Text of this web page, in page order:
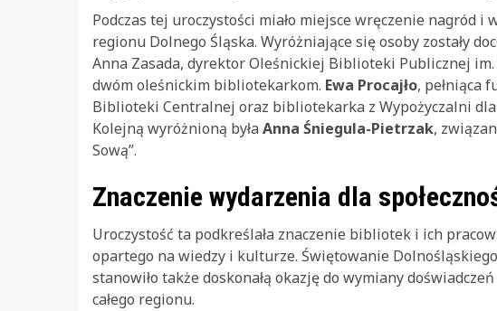
Podczas tej uroczystości miało miejsce wręczenie
regionu Dolnego Śląska. Wyróżniające się osoby zostały
Anna Zasada, dyrektor Oleśnickiej Biblioteki Publicznej im.
dwóm oleśnickim bibliotekarkom. Ewa Procajło, pełniąca
Biblioteki Centralnej oraz bibliotekarka z Wypożyczalni dla
Kolejną wyróżnioną była Anna Śniegula-Pietrzak,
Sową”.
Znaczenie wydarzenia dla
Uroczystość ta podkreślała znaczenie bibliotek i ich
opartego na wiedzy i kulturze. Świętowanie
stanowiło także doskonałą okazję do wymiany
całego regionu.